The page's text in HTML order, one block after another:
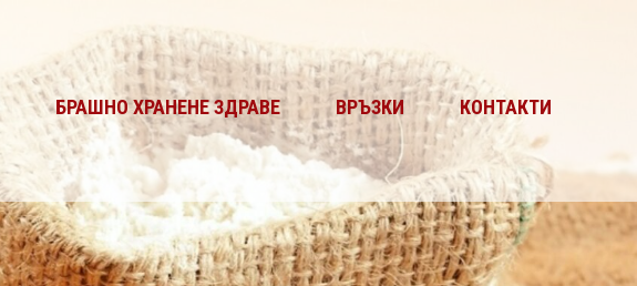
БРАШНО ХРАНЕНЕ ЗДРАВЕ ВРЪЗКИ КОНТАКТИ